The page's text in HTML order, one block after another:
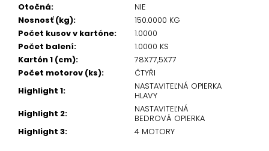
Otočná:
NIE
Nosnosť (kg):
150.0000 KG
Počet kusov v kartóne:
1.0000
Počet balení:
1.0000 KS
Kartón 1 (cm):
78X77,5X77
Počet motorov (ks):
ČTYŘI
Highlight 1:
NASTAVITEĽNÁ OPIERKA
HLAVY
Highlight 2:
NASTAVITEĽNÁ
BEDROVÁ OPIERKA
Highlight 3: 4 MOTORY